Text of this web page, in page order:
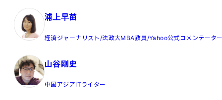
浦上早苗
経済ジャーナリスト/法政大MBA教員/Yahoo公式コメンテータ
山谷剛史
中国アジアITライター